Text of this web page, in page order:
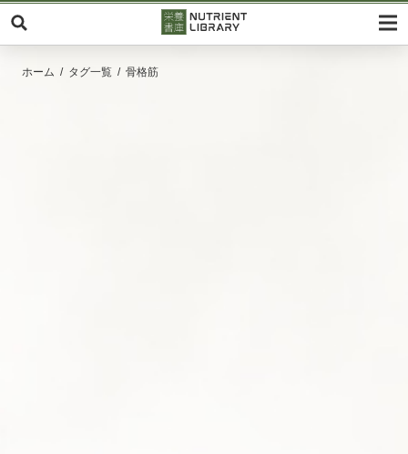
ホーム タグ一覧 骨格筋